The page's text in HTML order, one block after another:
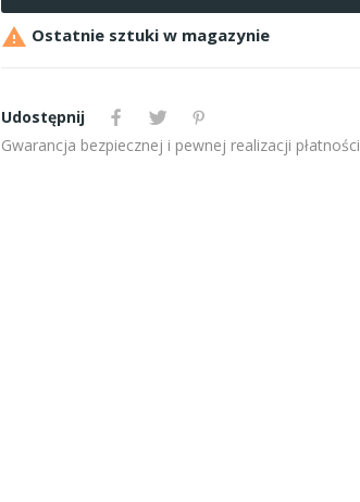
 Ostatnie sztuki w magazynie
Udostępnij
Gwarancja bezpiecznej i pewnej realizacji płatności